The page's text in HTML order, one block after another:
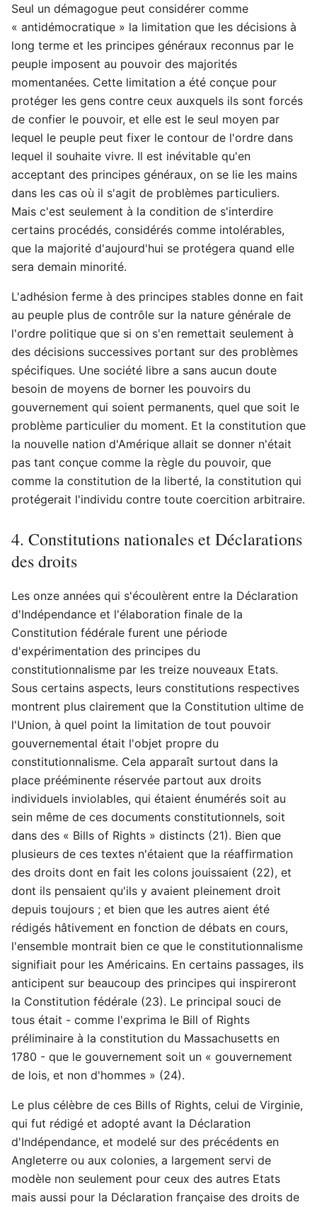
Seul un démagogue peut considérer comme
« antidémocratique » la limitation que les décisions à
long terme et les principes généraux reconnus par le
peuple imposent au pouvoir des majorités
momentanées. Cette limitation a été conçue pour
protéger les gens contre ceux auxquels ils sont forcés
de confier le pouvoir, et elle est le seul moyen par
lequel le peuple peut fixer le contour de l'ordre dans
lequel il souhaite vivre. Il est inévitable qu'en
acceptant des principes généraux, on se lie les mains
dans les cas où il s'agit de problèmes particuliers.
Mais c'est seulement à la condition de s'interdire
certains procédés, considérés comme intolérables,
que la majorité d'aujourd'hui se protégera quand elle
sera demain minorité.
L'adhésion ferme à des principes stables donne en fait
au peuple plus de contrôle sur la nature générale de
l'ordre politique que si on s'en remettait seulement à
des décisions successives portant sur des problèmes
spécifiques. Une société libre a sans aucun doute
besoin de moyens de borner les pouvoirs du
gouvernement qui soient permanents, quel que soit le
problème particulier du moment. Et la constitution que
la nouvelle nation d'Amérique allait se donner n'était
pas tant conçue comme la règle du pouvoir, que
comme la constitution de la liberté, la constitution qui
protégerait l'individu contre toute coercition arbitraire.
4. Constitutions nationales et Déclarations
des droits
Les onze années qui s'écoulèrent entre la Déclaration
d'Indépendance et l'élaboration finale de la
Constitution fédérale furent une période
d'expérimentation des principes du
constitutionnalisme par les treize nouveaux Etats.
Sous certains aspects, leurs constitutions respectives
montrent plus clairement que la Constitution ultime de
l'Union, à quel point la limitation de tout pouvoir
gouvernemental était l'objet propre du
constitutionnalisme. Cela apparaît surtout dans la
place prééminente réservée partout aux droits
individuels inviolables, qui étaient énumérés soit au
sein même de ces documents constitutionnels, soit
dans des « Bills of Rights » distincts (21). Bien que
plusieurs de ces textes n'étaient que la réaffirmation
des droits dont en fait les colons jouissaient (22), et
dont ils pensaient qu'ils y avaient pleinement droit
depuis toujours ; et bien que les autres aient été
rédigés hâtivement en fonction de débats en cours,
l'ensemble montrait bien ce que le constitutionnalisme
signifiait pour les Américains. En certains passages, ils
anticipent sur beaucoup des principes qui inspireront
la Constitution fédérale (23). Le principal souci de
tous était - comme l'exprima le Bill of Rights
préliminaire à la constitution du Massachusetts en
1780 - que le gouvernement soit un « gouvernement
de lois, et non d'hommes » (24).
Le plus célèbre de ces Bills of Rights, celui de Virginie,
qui fut rédigé et adopté avant la Déclaration
d'Indépendance, et modelé sur des précédents en
Angleterre ou aux colonies, a largement servi de
modèle non seulement pour ceux des autres Etats
mais aussi pour la Déclaration française des droits de